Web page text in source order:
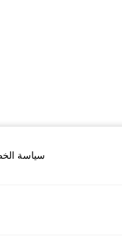
سياسة